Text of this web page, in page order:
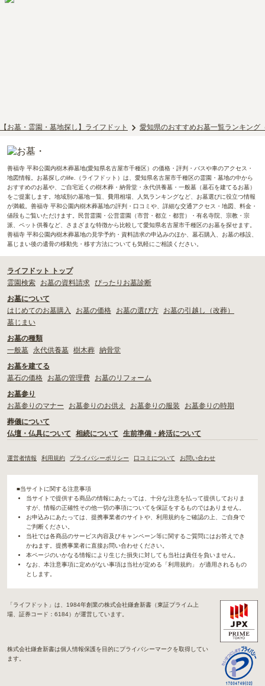
【お墓・霊園・墓地探し】ライフドット 愛知県のおすすめお墓一覧ランキング
善福寺 平和公園内樹木葬墓地(愛知県名古屋市千種区）の価格・評判・バスや車のアクセス・
地図情報。お墓探しのlife.（ライフドット）は、愛知県名古屋市千種区の霊園・墓地の中から
おすすめのお墓や、ご自宅近くの樹木葬・納骨堂・永代供養墓・一般墓（墓石を建てるお墓）
をご提案します。地域別の墓地一覧、費用相場、人気ランキングなど、お墓選びに役立つ情報
が満載。善福寺 平和公園内樹木葬墓地の評判・口コミや、詳細な交通アクセス・地図、料金・
値段もご覧いただけます。民営霊園・公営霊園（市営・都立・都営）・有名寺院、宗教・宗
派、ペット供養など、さまざまな特徴から比較して愛知県名古屋市千種区のお墓を探せます。
善福寺 平和公園内樹木葬墓地の見学予約・資料請求の申込みのほか、墓石購入、お墓の移設、
墓じまい後の遺骨の移動先・移す方法についても気軽にご相談ください。
ライフドット トップ
霊園検索
お墓の資料請求 ぴったりお墓診断
お墓について
はじめてのお墓購入
お墓の価格 お墓の選び方
お墓の引越し（改葬）
墓じまい
お墓の種類
一般墓
永代供養墓 樹木葬 納骨堂
お墓を建てる
墓石の価格
お墓の管理費
お墓のリフォーム
お墓参り
お墓参りのマナー
お墓参りのお供え お墓参りの服装
お墓参りの時期
葬儀について
仏壇・仏具について
相続について 生前準備・終活について
運営者情報 利用規約 プライバシーポリシー 口コミについて お問い合わせ
■当サイトに関する注意事項
当サイトで提供する商品の情報にあたっては、十分な注意を払って提供しておりま
すが、情報の正確性その他一切の事項についてを保証をするものではありません。
お申込みにあたっては、提携事業者のサイトや、利用規約をご確認の上、ご自身で
ご判断ください。
当社では各商品のサービス内容及びキャンペーン等に関するご質問にはお答えでき
かねます。提携事業者に直接お問い合わせください。
本ページのいかなる情報により生じた損失に対しても当社は責任を負いません。
なお、本注意事項に定めがない事項は当社が定める「利用規約」 が適用されるもの
とします。
「ライフドット」は、1984年創業の株式会社鎌倉新書（東証プライム上
場、証券コード：6184）が運営しています。
株式会社鎌倉新書は個人情報保護を目的にプライバシーマークを取得してい
ます。